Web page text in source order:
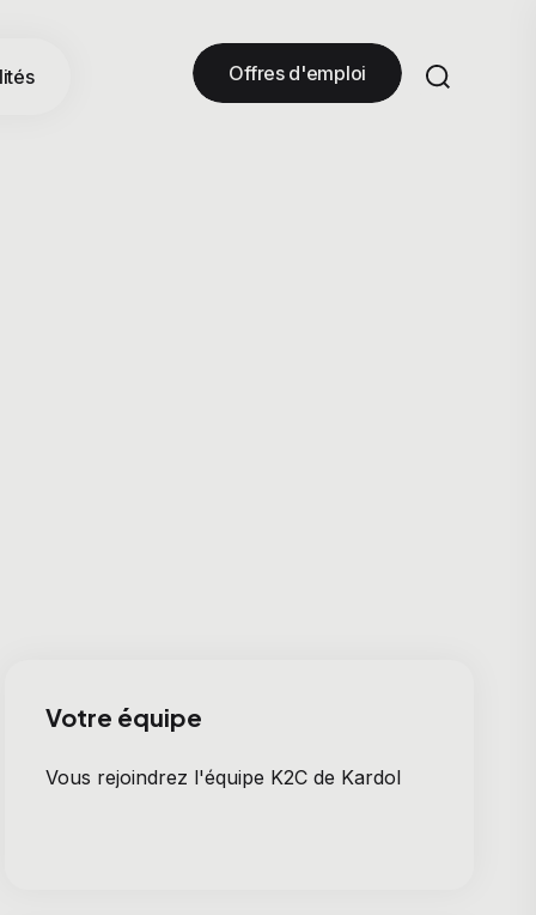
Offres d'emploi
Votre équipe
Vous rejoindrez l'équipe K2C de Kardol